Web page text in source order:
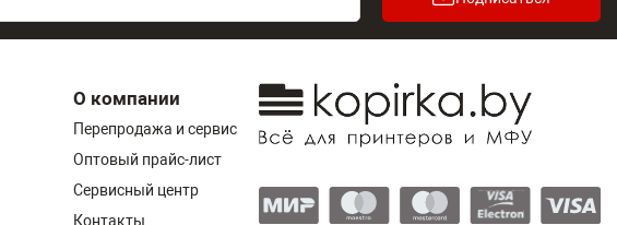
О компании
Перепродажа и сервис
Оптовый прайс-лист
Сервисный центр
Контакты